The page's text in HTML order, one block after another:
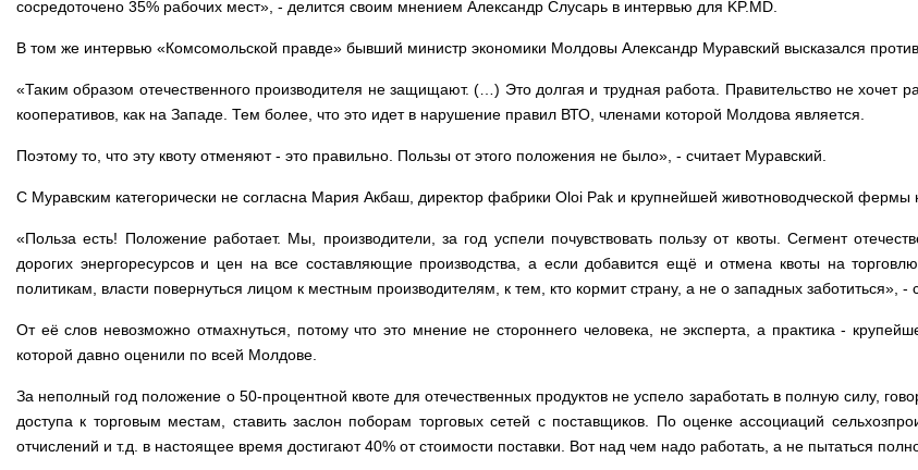
сосредоточено 35% рабочих мест», - делится своим мнением Александр Слусарь в интервью для KP.MD.
В том же интервью «Комсомольской правде» бывший министр экономики Молдовы Александр Муравский высказался
«Таким образом отечественного производителя не защищают. (…) Это долгая и трудная работа. Правительство не хочет
кооперативов, как на Западе. Тем более, что это идет в нарушение правил ВТО, членами которой Молдова является.
Поэтому то, что эту квоту отменяют - это правильно. Пользы от этого положения не было», - считает Муравский.
С Муравским категорически не согласна Мария Акбаш, директор фабрики Oloi Pak и крупнейшей животноводческой фермы
«Польза есть! Положение работает. Мы, производители, за год успели почувствовать пользу от квоты. Сегмент
дорогих энергоресурсов и цен на все составляющие производства, а если добавится ещё и отмена квоты на
политикам, власти повернуться лицом к местным производителям, к тем, кто кормит страну, а не о западных заботиться», -
От её слов невозможно отмахнуться, потому что это мнение не стороннего человека, не эксперта, а практика -
которой давно оценили по всей Молдове.
За неполный год положение о 50-процентной квоте для отечественных продуктов не успело заработать в полную силу,
доступа к торговым местам, ставить заслон поборам торговых сетей с поставщиков. По оценке ассоциаций
отчислений и т.д. в настоящее время достигают 40% от стоимости поставки. Вот над чем надо работать, а не пытаться